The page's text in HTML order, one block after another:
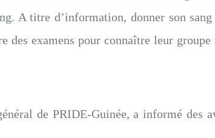
A titre d’information, donner son
des examens pour connaître leur
de PRIDE-Guinée, a informé des